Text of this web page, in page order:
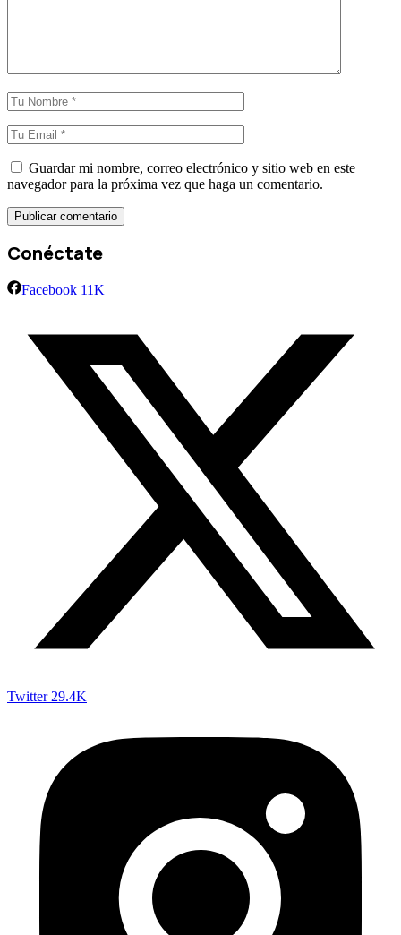
Guardar mi nombre, correo electrónico y sitio web en este
navegador para la próxima vez que haga un comentario.
Conéctate
Facebook 11K
Twitter 29.4K